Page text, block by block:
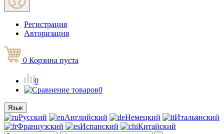
Регистрация
Авторизация
0 Корзина пуста
0
0
Язык
Русский Английский Немецкий
Итальянский
Французский
Испанский Китайский